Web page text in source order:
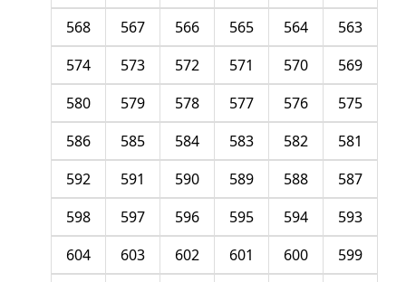
563
564
565
566
567
568
569
570
571
572
573
574
575
576
577
578
579
580
581
582
583
584
585
586
587
588
589
590
591
592
593
594
595
596
597
598
599
600
601
602
603
604